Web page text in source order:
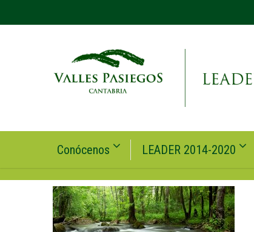
Conócenos LEADER 2014-2020